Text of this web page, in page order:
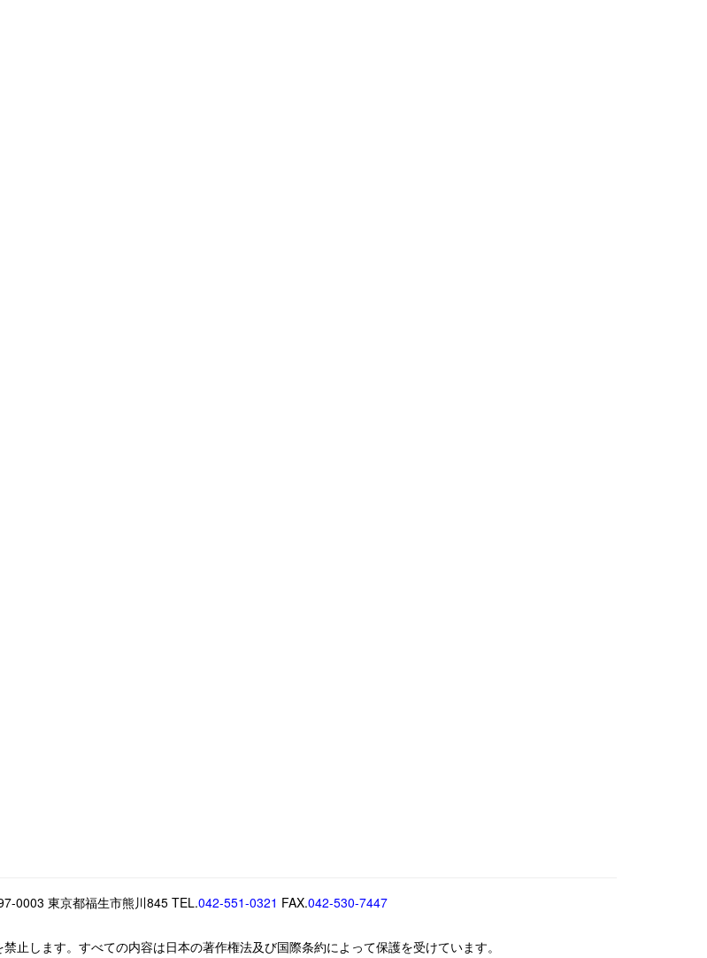
0003 東京都福生市熊川845 TEL.042-551-0321 FAX.042-530-7447
します。すべての内容は日本の著作権法及び国際条約によって保護を受けています。